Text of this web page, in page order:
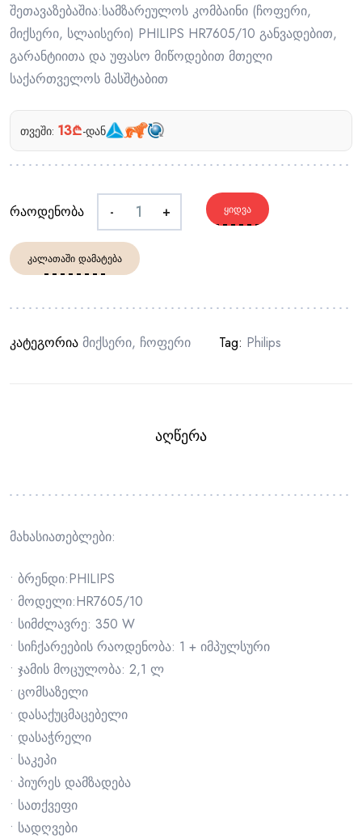
შეთავაზებაშია:სამზარეულოს კომბაინი (ჩოფერი,
მიქსერი, სლაისერი) PHILIPS HR7605/10 განვადებით,
გარანტიითა და უფასო მიწოდებით მთელი
საქართველოს მასშტაბით
თვეში: 13₾-დან
რაოდენობა - + ᲧᲘᲓᲕᲐ
ᲙᲐᲚᲐᲗᲐᲨᲘ ᲓᲐᲛᲐᲢᲔᲑᲐ
კატეგორია Მიქსერი, Ჩოფერი Tag: Philips
ᲐᲦᲬᲔᲠᲐ
მახასიათებლები:
• ბრენდი:PHILIPS
• მოდელი:HR7605/10
• სიმძლავრე: 350 W
• სიჩქარეების რაოდენობა: 1 + იმპულსური
• ჯამის მოცულობა: 2,1 ლ
• ცომსაზელი
• დასაქუცმაცებელი
• დასაჭრელი
• საკეპი
• პიურეს დამზადება
• სათქვეფი
• სადღვები